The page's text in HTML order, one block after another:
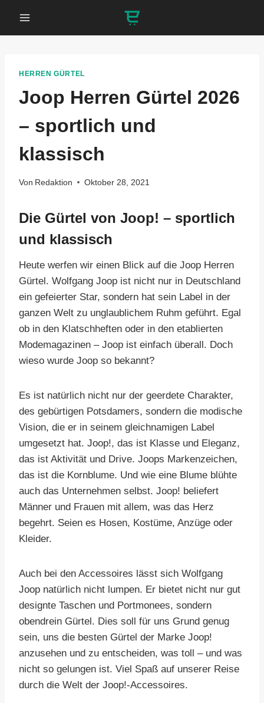
Inhalt
springen
HERREN GÜRTEL
Joop Herren Gürtel 2026
– sportlich und
klassisch
Von Redaktion Oktober 28, 2021
Die Gürtel von Joop! – sportlich
und klassisch
Heute werfen wir einen Blick auf die Joop Herren
Gürtel. Wolfgang Joop ist nicht nur in Deutschland
ein gefeierter Star, sondern hat sein Label in der
ganzen Welt zu unglaublichem Ruhm geführt. Egal
ob in den Klatschheften oder in den etablierten
Modemagazinen – Joop ist einfach überall. Doch
wieso wurde Joop so bekannt?
Es ist natürlich nicht nur der geerdete Charakter,
des gebürtigen Potsdamers, sondern die modische
Vision, die er in seinem gleichnamigen Label
umgesetzt hat. Joop!, das ist Klasse und Eleganz,
das ist Aktivität und Drive. Joops Markenzeichen,
das ist die Kornblume. Und wie eine Blume blühte
auch das Unternehmen selbst. Joop! beliefert
Männer und Frauen mit allem, was das Herz
begehrt. Seien es Hosen, Kostüme, Anzüge oder
Kleider.
Auch bei den Accessoires lässt sich Wolfgang
Joop natürlich nicht lumpen. Er bietet nicht nur gut
designte Taschen und Portmonees, sondern
obendrein Gürtel. Dies soll für uns Grund genug
sein, uns die besten Gürtel der Marke Joop!
anzusehen und zu entscheiden, was toll – und was
nicht so gelungen ist. Viel Spaß auf unserer Reise
durch die Welt der Joop!-Accessoires.